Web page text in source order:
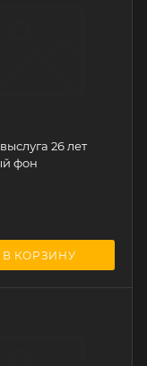
26 лет
фон
В КОРЗИНУ